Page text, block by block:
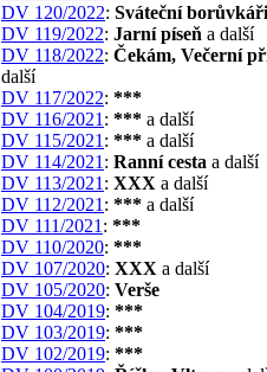
DV 120/2022: Sváteční borůvkáři
DV 119/2022: Jarní píseň a další
DV 118/2022: Čekám, Večerní
další
DV 117/2022: ***
DV 116/2021 : *** a další
DV 115/2021 : *** a další
DV 114/2021 : Ranní cesta a další
DV 113/2021 : XXX a další
DV 112/2021 : *** a další
DV 111/2021 : ***
DV 110/2020: ***
DV 107/2020: XXX a další
DV 105/2020: Verše
DV 104/2019: ***
DV 103/2019: ***
DV 102/2019: ***